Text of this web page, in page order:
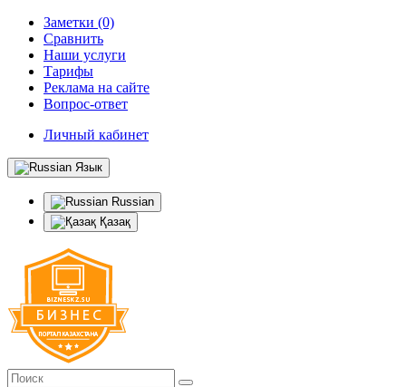
Заметки (0)
Сравнить
Наши услуги
Тарифы
Реклама на сайте
Вопрос-ответ
Личный кабинет
Язык
Russian
Қазақ